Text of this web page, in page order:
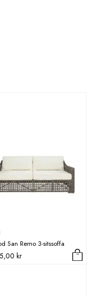
San Remo 3-sitssoffa
kr